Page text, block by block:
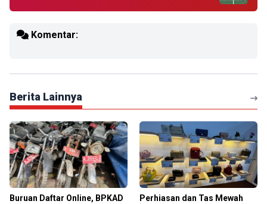
Komentar:
Berita Lainnya
Buruan Daftar Online, BPKAD
Perhiasan dan Tas Mewah